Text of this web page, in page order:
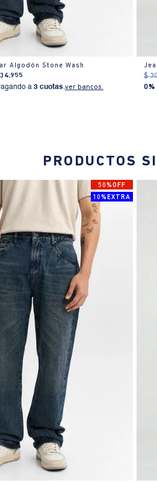
Algodón Stone Wash
.955
a3 cuotas.ver bancos.
$
0%
PRODUCTOS
50%OFF
10%EXTRA